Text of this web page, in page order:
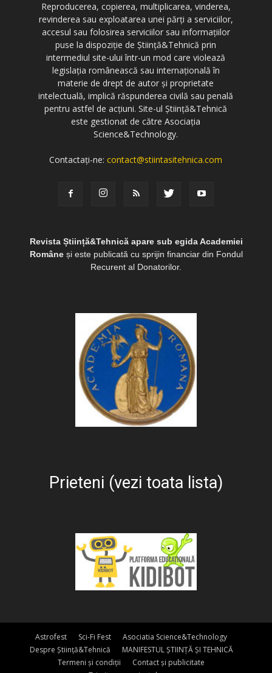
Reproducerea, copierea, multiplicarea, vinderea,
revinderea sau exploatarea unei părți a serviciilor,
accesul sau folosirea serviciilor sau informațiilor
puse la dispoziție de Știință&Tehnică prin
intermediul site-ului într-un mod care violează
legislația românească sau internațională în
materie de drept de autor și proprietate
intelectuală, implică răspunderea civilă sau penală
pentru astfel de acțiuni. Site-ul Știință&Tehnică
este gestionat de către Asociația
Science&Technology.
Contactați-ne:contact@stiintasitehnica.com
Revista Știință&Tehnică apare sub egida Academiei
Româneși este publicată cu sprijin financiar din Fondul
Recurent al Donatorilor.
Prieteni (vezi toata lista)
Astrofest Sci-Fi Fest
Asociatia Science&Technology
Despre Știință&Tehnică
MANIFESTUL ȘTIINȚĂ ȘI TEHNICĂ
Termeni și condiții
Contact și publicitate